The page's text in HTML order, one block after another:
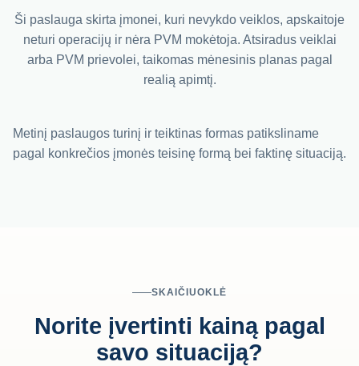
Ši paslauga skirta įmonei, kuri nevykdo veiklos, apskaitoje
neturi operacijų ir nėra PVM mokėtoja. Atsiradus veiklai
arba PVM prievolei, taikomas mėnesinis planas pagal
realią apimtį.
Metinį paslaugos turinį ir teiktinas formas patiksliname
pagal konkrečios įmonės teisinę formą bei faktinę situaciją.
SKAIČIUOKLĖ
Norite įvertinti kainą pagal
savo situaciją?